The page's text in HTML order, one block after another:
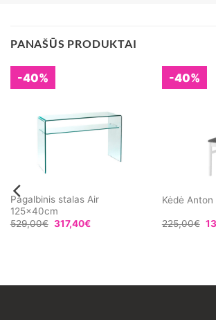
PANAŠŪS PRODUKTAI
-40%
Pagalbinis stalas Air
125x40cm
529,00€ 317,40€
-40%
Kėdė Anton
225,00€